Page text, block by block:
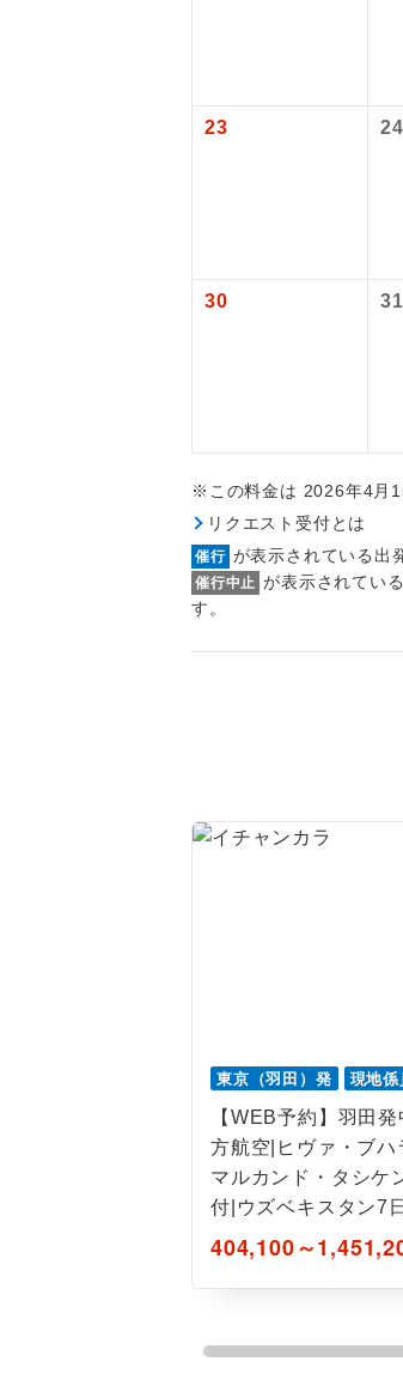
23 24
30 31
※この料金は 2026年4月
リクエスト受付とは
催行 が表示されている出
催行中止 が表示されてい
す。
東京（羽田）発 現地
【WEB予約】羽田
方航空|ヒヴァ・ブハ
マルカンド・タシケ
付|ウズベキスタン7
語ガイド
404,100～